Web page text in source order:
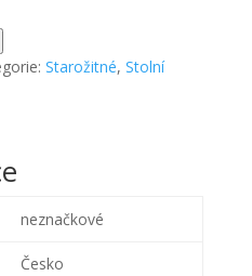
Starožitné, Stolní
neznačkové
Česko